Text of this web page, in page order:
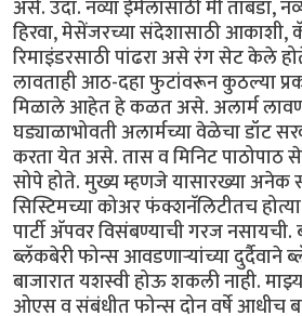
असे. उदा. नव्या ईमेलासाठी मी तांबडा,
हिरवा, मेसेंजरच्या संदेशासाठी आकाशी,
रिमाइंडरसाठी पांढरा असे रंग सेट केले
लावताही आठ-दहा फुटांवरून कुठल्या
मिळाले आहेत हे कळत असे. अलार्म
घड्याळाभोवती अलार्मच्या वेळेचा डॉट
करता येत असे. तास व मिनिट पाठोपाठ
सोपे होते. मुख्य म्हणजे यासारख्या अनेक
सिस्टिमच्या कोअर फंक्शनॅलिटीतच होत्या.
पार्टी अ‍ॅपवर विसंबण्याची गरज
ब्लॅकबेरी फोन्स आवडणार्‍यांच्या
बाजारात यशस्वी होऊ शकली नाही.
ओएस व संबंधीत फोन्स दोन वर्षे आधीच